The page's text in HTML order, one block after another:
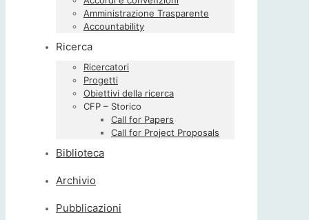
Amministrazione Trasparente
Accountability
Ricerca
Ricercatori
Progetti
Obiettivi della ricerca
CFP – Storico
Call for Papers
Call for Project Proposals
Biblioteca
Archivio
Pubblicazioni